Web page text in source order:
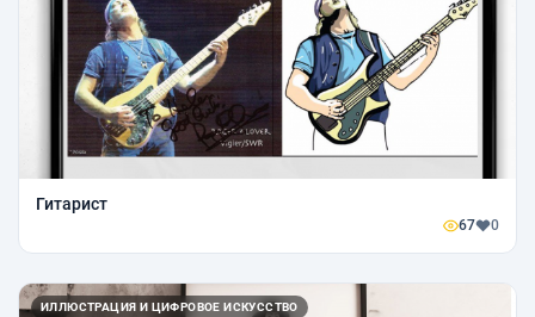
Гитарист
67 0
ИЛЛЮСТРАЦИЯ И ЦИФРОВОЕ ИСКУССТВО